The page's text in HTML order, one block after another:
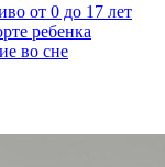
от 0 до 17 лет
ребенка
во сне